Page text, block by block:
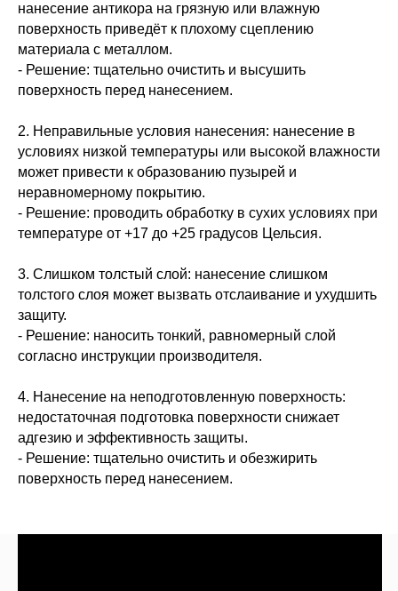
нанесение антикора на грязную или влажную
поверхность приведёт к плохому сцеплению
материала с металлом.
- Решение: тщательно очистить и высушить
поверхность перед нанесением.
2. Неправильные условия нанесения: нанесение в
условиях низкой температуры или высокой влажности
может привести к образованию пузырей и
неравномерному покрытию.
- Решение: проводить обработку в сухих условиях при
температуре от +17 до +25 градусов Цельсия.
3. Слишком толстый слой: нанесение слишком
толстого слоя может вызвать отслаивание и ухудшить
защиту.
- Решение: наносить тонкий, равномерный слой
согласно инструкции производителя.
4. Нанесение на неподготовленную поверхность:
недостаточная подготовка поверхности снижает
адгезию и эффективность защиты.
- Решение: тщательно очистить и обезжирить
поверхность перед нанесением.